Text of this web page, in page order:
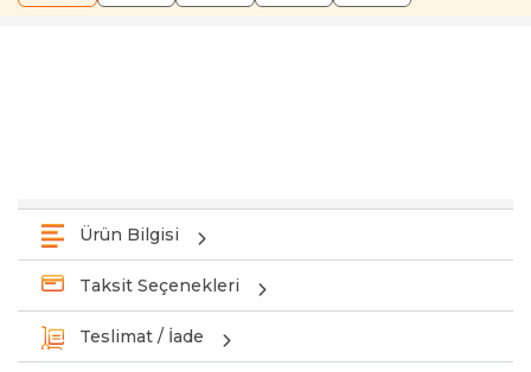
Ürün Bilgisi
Taksit Seçenekleri
Teslimat / İade